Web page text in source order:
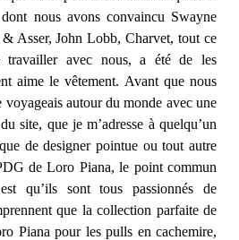
nous avons convaincu Swayne
Asser, John Lobb, Charvet, tout ce
travailler avec nous, a été de les
aime le vêtement. Avant que nous
autour du monde avec une
site, que je m’adresse à quelqu’un
de designer pointue ou tout autre
de Loro Piana, le point commun
qu’ils sont tous passionnés de
que la collection parfaite de
Piana pour les pulls en cachemire,